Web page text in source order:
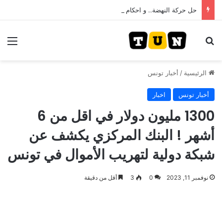
بحث عن
الرئيسية / أخبار تونس
أخبار تونس اخبار
1300 مليون دولار في اقل من 6
أشهر ! البنك المركزي يكشف عن
شبكة دولية لتهريب الأموال في تونس
نوفمبر 11, 2023 0
3 أقل من دقيقة